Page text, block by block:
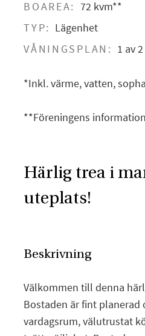
BOAREA: 72 kvm**
TYP: Lägenhet
VÅNINGSPLAN: 1 av 2
*Inkl. värme, vatten,
**Föreningens information
Härlig trea i
uteplats!
Beskrivning
Välkommen till denna
Bostaden är fint
vardagsrum, välutrustat